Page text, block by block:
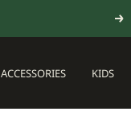
次
へ
ACCESSORIES KIDS